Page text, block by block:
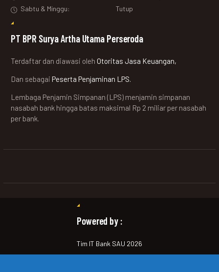
Sabtu & Minggu:
Tutup
PT BPR Surya Artha Utama Perseroda
Terdaftar dan diawasi olehOtoritas Jasa Keuangan,
Dan sebagaiPeserta Penjaminan LPS.
Lembaga Penjamin Simpanan (LPS) menjamin simpanan
nasabah bank hingga batas maksimal Rp 2 miliar per nasabah
per bank.
Powered by :
Tim IT Bank SAU 2026